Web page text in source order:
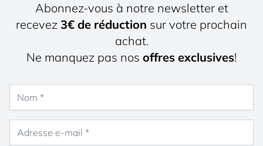
Abonnez-vous à notre newsletter et
recevez 3€ de réduction sur votre prochain
achat.
Ne manquez pas nos offres exclusives!